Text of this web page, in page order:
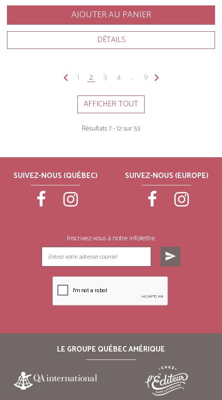
AJOUTER AU PANIER
DÉTAILS
keyboard_arrow_left 1 2 3 4 ... 9 keyboard_arrow_right
AFFICHER TOUT
Résultats 7 - 12 sur 53
SUIVEZ-NOUS (QUÉBEC) SUIVEZ-NOUS (EUROPE)
Inscrivez-vous à notre infolettre
send
LE GROUPE QUÉBEC AMÉRIQUE